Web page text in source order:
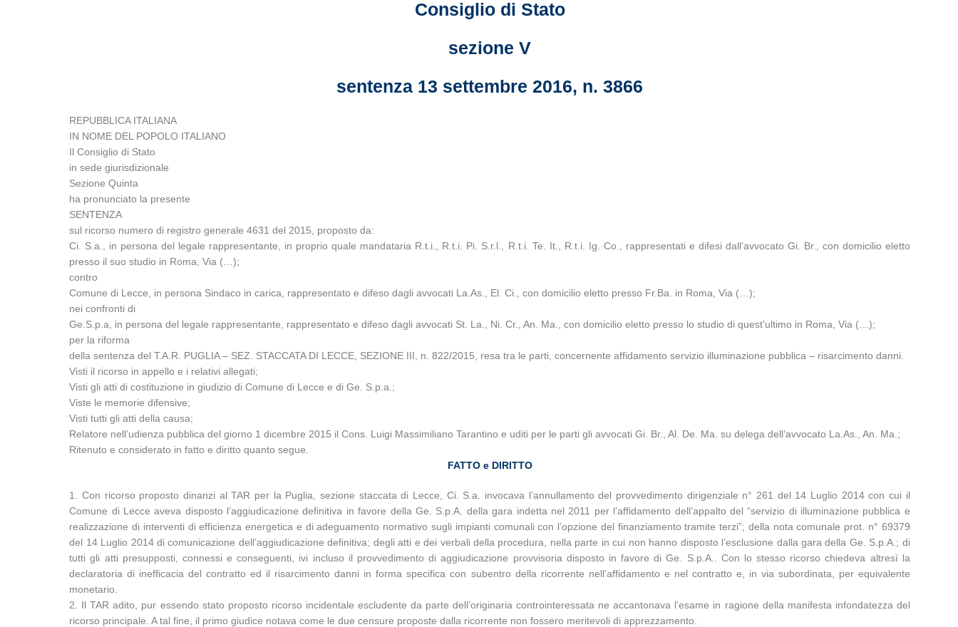
Consiglio di Stato
sezione V
sentenza 13 settembre 2016, n. 3866
REPUBBLICA ITALIANA
IN NOME DEL POPOLO ITALIANO
Il Consiglio di Stato
in sede giurisdizionale
Sezione Quinta
ha pronunciato la presente
SENTENZA
sul ricorso numero di registro generale 4631 del 2015, proposto da:
Ci. S.a., in persona del legale rappresentante, in proprio quale mandataria R.t.i., R.t.i. Pi. S.r.l., R.t.i. Te. It., R.t.i. Ig. Co., rappresentati e difesi dall’avvocato Gi. Br., con domicilio eletto
presso il suo studio in Roma, Via (…);
contro
Comune di Lecce, in persona Sindaco in carica, rappresentato e difeso dagli avvocati La.As., El. Ci., con domicilio eletto presso Fr.Ba. in Roma, Via (…);
nei confronti di
Ge.S.p.a, in persona del legale rappresentante, rappresentato e difeso dagli avvocati St. La., Ni. Cr., An. Ma., con domicilio eletto presso lo studio di quest’ultimo in Roma, Via (…);
per la riforma
della sentenza del T.A.R. PUGLIA – SEZ. STACCATA DI LECCE, SEZIONE III, n. 822/2015, resa tra le parti, concernente affidamento servizio illuminazione pubblica – risarcimento danni.
Visti il ricorso in appello e i relativi allegati;
Visti gli atti di costituzione in giudizio di Comune di Lecce e di Ge. S.p.a.;
Viste le memorie difensive;
Visti tutti gli atti della causa;
Relatore nell’udienza pubblica del giorno 1 dicembre 2015 il Cons. Luigi Massimiliano Tarantino e uditi per le parti gli avvocati Gi. Br., Al. De. Ma. su delega dell’avvocato La.As., An. Ma.;
Ritenuto e considerato in fatto e diritto quanto segue.
FATTO e DIRITTO
1. Con ricorso proposto dinanzi al TAR per la Puglia, sezione staccata di Lecce, Ci. S.a. invocava l’annullamento del provvedimento dirigenziale n° 261 del 14 Luglio 2014 con cui il
Comune di Lecce aveva disposto l’aggiudicazione definitiva in favore della Ge. S.p.A. della gara indetta nel 2011 per l’affidamento dell’appalto del “servizio di illuminazione pubblica e
realizzazione di interventi di efficienza energetica e di adeguamento normativo sugli impianti comunali con l’opzione del finanziamento tramite terzi”; della nota comunale prot. n° 69379
del 14 Luglio 2014 di comunicazione dell’aggiudicazione definitiva; degli atti e dei verbali della procedura, nella parte in cui non hanno disposto l’esclusione dalla gara della Ge. S.p.A.; di
tutti gli atti presupposti, connessi e conseguenti, ivi incluso il provvedimento di aggiudicazione provvisoria disposto in favore di Ge. S.p.A.. Con lo stesso ricorso chiedeva altresì la
declaratoria di inefficacia del contratto ed il risarcimento danni in forma specifica con subentro della ricorrente nell’affidamento e nel contratto e, in via subordinata, per equivalente
monetario.
2. Il TAR adito, pur essendo stato proposto ricorso incidentale escludente da parte dell’originaria controinteressata ne accantonava l’esame in ragione della manifesta infondatezza del
ricorso principale. A tal fine, il primo giudice notava come le due censure proposte dalla ricorrente non fossero meritevoli di apprezzamento.